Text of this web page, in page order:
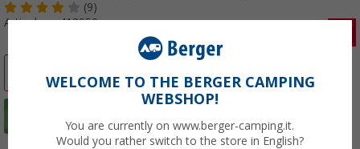
(9)
Articolo n: 418950
-42%
WELCOME TO THE BERGER CAMPING
WEBSHOP!
You are currently on www.berger-camping.it.
Would you rather switch to the store in English?